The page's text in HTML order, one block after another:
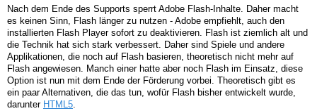
Nach dem Ende des Supports sperrt Adobe Flash-Inhalte. Daher macht
es keinen Sinn, Flash länger zu nutzen - Adobe empfiehlt, auch den
installierten Flash Player sofort zu deaktivieren. Flash ist ziemlich alt und
die Technik hat sich stark verbessert. Daher sind Spiele und andere
Applikationen, die noch auf Flash basieren, theoretisch nicht mehr auf
Flash angewiesen. Manch einer hatte aber noch Flash im Einsatz, diese
Option ist nun mit dem Ende der Förderung vorbei. Theoretisch gibt es
ein paar Alternativen, die das tun, wofür Flash bisher entwickelt wurde,
darunter HTML5.